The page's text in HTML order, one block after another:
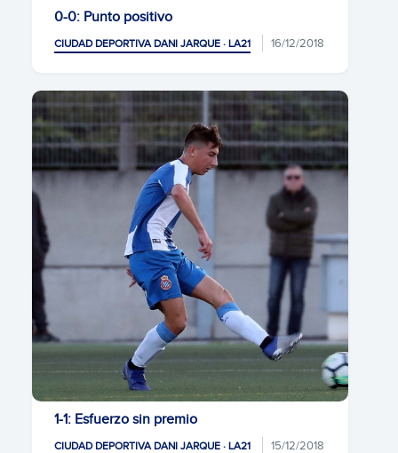
0-0: Punto positivo
CIUDAD DEPORTIVA DANI JARQUE · LA21 16/12/2018
1-1: Esfuerzo sin premio
CIUDAD DEPORTIVA DANI JARQUE · LA21 15/12/2018